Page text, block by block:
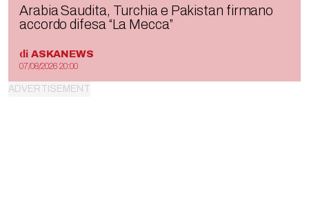
Arabia Saudita, Turchia e Pakistan firmano
accordo difesa “La Mecca”
di ASKANEWS
07/08/2026 20:00